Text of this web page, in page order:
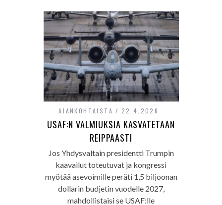
AJANKOHTAISTA 22.4.2026
USAF:N VALMIUKSIA KASVATETAAN
REIPPAASTI
Jos Yhdysvaltain presidentti Trumpin
kaavailut toteutuvat ja kongressi
myötää asevoimille peräti 1,5 biljoonan
dollarin budjetin vuodelle 2027,
mahdollistaisi se USAF:lle